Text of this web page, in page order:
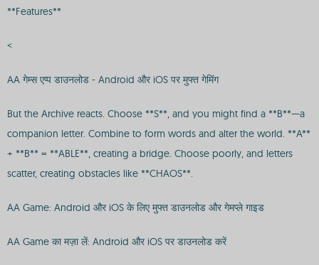
**Features**
<
AA गेम्स एप्प डाउनलोड - Android और iOS पर मुफ्त गेमिंग
But the Archive reacts. Choose **S**, and you might find a **B**—a
companion letter. Combine to form words and alter the world. **A**
+ **B** = **ABLE**, creating a bridge. Choose poorly, and letters
scatter, creating obstacles like **CHAOS**.
AA Game: Android और iOS के लिए मुफ्त डाउनलोड और गेमप्ले गाइड
AA Game का मज़ा लें: Android और iOS पर डाउनलोड करें